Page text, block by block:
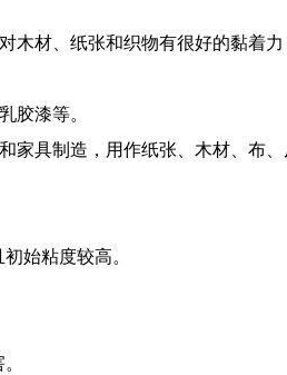
材、纸张和织物有很好的黏着
胶漆等。
具制造，用作纸张、木材、布、
始粘度较高。